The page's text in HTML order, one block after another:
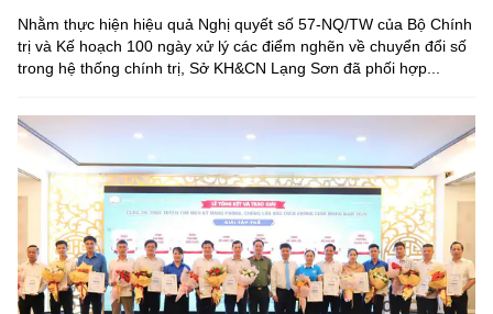
Nhằm thực hiện hiệu quả Nghị quyết số 57-NQ/TW của Bộ Chính
trị và Kế hoạch 100 ngày xử lý các điểm nghẽn về chuyển đổi số
trong hệ thống chính trị, Sở KH&CN Lạng Sơn đã phối hợp...